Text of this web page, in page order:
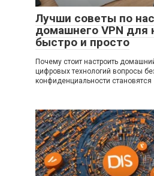
Лучши советы по
домашнего VPN для
быстро и просто
Почему стоит настроить
цифровых технологий вопросы
конфиденциальности становятся